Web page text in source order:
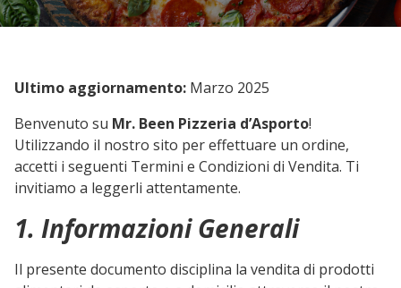
Ultimo aggiornamento: Marzo 2025
Benvenuto su Mr. Been Pizzeria d’Asporto!
Utilizzando il nostro sito per effettuare un ordine,
accetti i seguenti Termini e Condizioni di Vendita. Ti
invitiamo a leggerli attentamente.
1. Informazioni Generali
Il presente documento disciplina la vendita di prodotti